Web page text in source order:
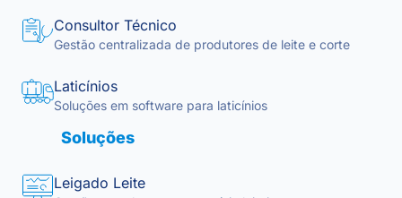
Consultor Técnico
Gestão centralizada de produtores de leite e corte
Laticínios
Soluções em software para laticínios
Soluções
Leigado Leite